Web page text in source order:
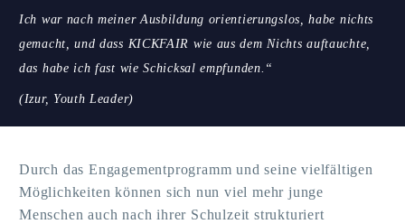
Ich war nach meiner Ausbildung orientierungslos, habe nichts
gemacht, und dass KICKFAIR wie aus dem Nichts auftauchte,
das habe ich fast wie Schicksal empfunden.“
(Izur, Youth Leader)
Durch das Engagementprogramm und seine vielfältigen
Möglichkeiten können sich nun viel mehr junge
Menschen auch nach ihrer Schulzeit strukturiert